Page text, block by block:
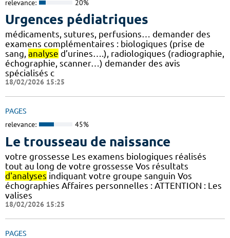
relevance: 20%
Urgences pédiatriques
médicaments, sutures, perfusions… demander des
examens complémentaires : biologiques (prise de
sang, analyse d’urines….), radiologiques (radiographie,
échographie, scanner…) demander des avis
spécialisés c
18/02/2026 15:25
PAGES
relevance: 45%
Le trousseau de naissance
votre grossesse Les examens biologiques réalisés
tout au long de votre grossesse Vos résultats
d'analyses indiquant votre groupe sanguin Vos
échographies Affaires personnelles : ATTENTION : Les
valises
18/02/2026 15:25
PAGES